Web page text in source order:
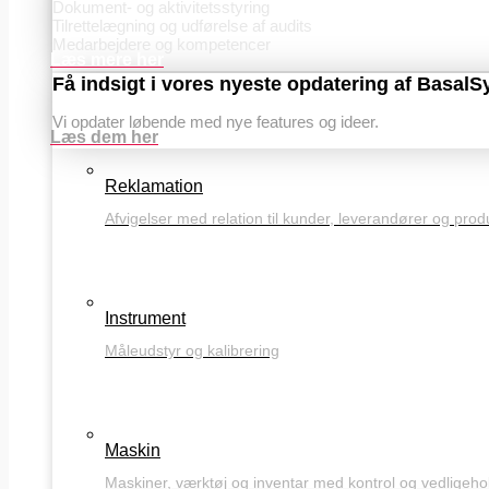
Dokument- og aktivitetsstyring
Tilrettelægning og udførelse af audits
Medarbejdere og kompetencer
Få indsigt i vores nyeste opdatering af
Vi opdater løbende med nye features og ideer.
Læs dem her
Reklamation
Afvigelser med relation til kunder, leverandører og
Instrument
Måleudstyr og kalibrering
Maskin
Maskiner, værktøj og inventar med kontrol og